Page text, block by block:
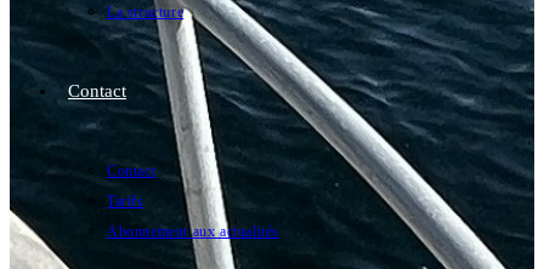
La structure
Contact
Contact
Tarifs
Abonnement aux actualités